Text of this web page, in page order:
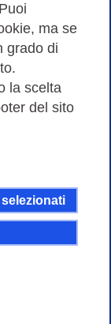
ma se
grado di
la scelta
del sito
Roma | Tel.
| Codice
tranne dove
licenza